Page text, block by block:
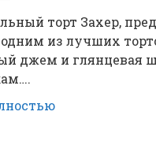
торт Захер,
одним из лучших
джем и глянцевая